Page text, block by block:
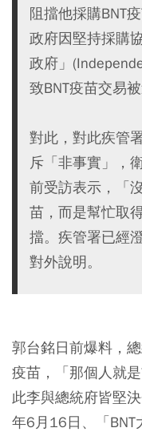
阻擋他採購BNT
政府因堅持採購
政府」
致BNT疫苗交易被
對此，對此疾管
斥「非事實」，
前受訪表示，「
苗，而是幫忙取
擋。疾管署已經
對外說明。
郭台銘日前爆料，
疫苗，「那個人就
此李與總統府皆堅
年6月16日、「BNT